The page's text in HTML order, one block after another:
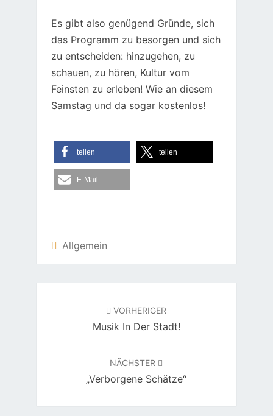
Es gibt also genügend Gründe, sich
das Programm zu besorgen und sich
zu entscheiden: hinzugehen, zu
schauen, zu hören, Kultur vom
Feinsten zu erleben! Wie an diesem
Samstag und da sogar kostenlos!
teilen teilen
E-Mail
Allgemein
VORHERIGER
Musik In Der Stadt!
NÄCHSTER
„Verborgene Schätze“